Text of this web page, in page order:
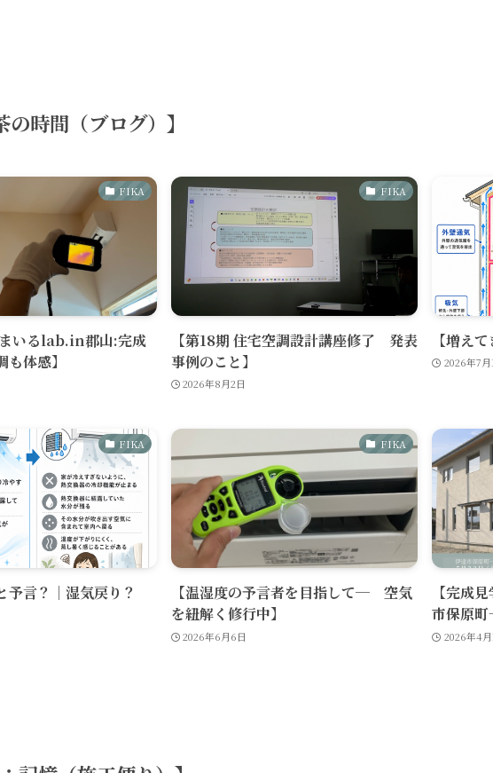
の時間（ブログ）】
FIKA
まいるlab.in郡山:完成
体感】
FIKA
【第18期 住宅空調設計講座修了 発表
事例のこと】
2026年8月2日
【増え
2026年7月
FIKA
予言？│湿気戻り？
FIKA
【温湿度の予言者を目指して─ 空気
を紐解く修行中】
2026年6月6日
【完成
市保原
2026年4